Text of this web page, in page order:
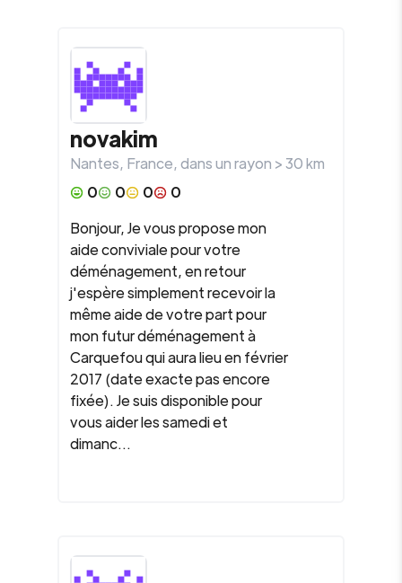
novakim
Nantes, France, dans un rayon >30km
0
0 0
0
Bonjour, Je vous propose mon
aide conviviale pour votre
déménagement, en retour
j'espère simplement recevoir la
même aide de votre part pour
mon futur déménagement à
Carquefou qui aura lieu en février
2017 (date exacte pas encore
fixée). Je suis disponible pour
vous aider les samedi et
dimanc...